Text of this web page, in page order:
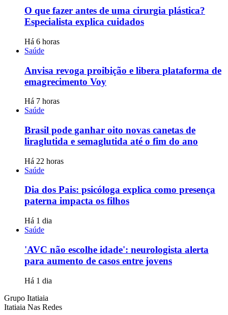
O que fazer antes de uma cirurgia plástica?
Especialista explica cuidados
Há 6 horas
Saúde
Anvisa revoga proibição e libera plataforma de
emagrecimento Voy
Há 7 horas
Saúde
Brasil pode ganhar oito novas canetas de
liraglutida e semaglutida até o fim do ano
Há 22 horas
Saúde
Dia dos Pais: psicóloga explica como presença
paterna impacta os filhos
Há 1 dia
Saúde
'AVC não escolhe idade': neurologista alerta
para aumento de casos entre jovens
Há 1 dia
Grupo Itatiaia
Itatiaia Nas Redes